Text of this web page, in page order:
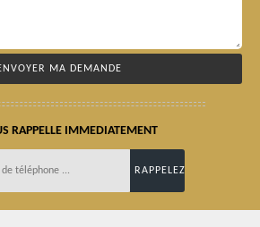
RAPPELLE IMMEDIATEMENT